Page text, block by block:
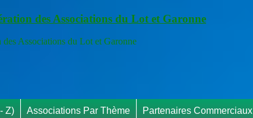
des Associations du Lot et Garonne
Associations du Lot et Garonne
Z) Associations Par Thème Partenaires Commerciaux